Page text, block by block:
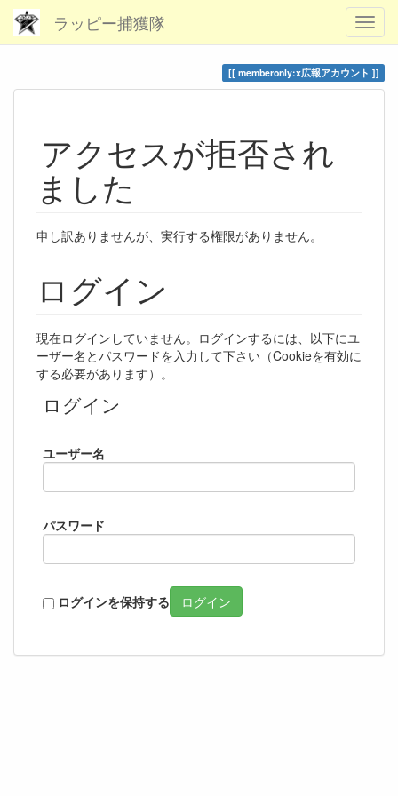
ラッピー捕獲隊
memberonly:x広報アカウント
アクセスが拒否され
ました
申し訳ありませんが、実行する権限がありません。
ログイン
現在ログインしていません。ログインするには、以下にユ
ーザー名とパスワードを入力して下さい（Cookieを有効に
する必要があります）。
ログイン
ユーザー名
パスワード
ログインを保持する ログイン